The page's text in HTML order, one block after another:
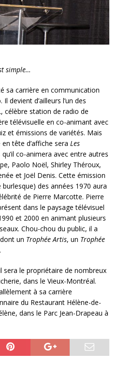
simple…
sa carrière en communication
devient d’ailleurs l’un des
célèbre station de radio de
télévisuelle en co-animant avec
et émissions de variétés. Mais
tête d’affiche sera Les
co-animera avec entre autres
Paolo Noël, Shirley Théroux,
et Joël Denis. Cette émission
des années 1970 aura
de Pierre Marcotte. Pierre
dans le paysage télévisuel
et 2000 en animant plusieurs
Chou-chou du public, il a
un Trophée Artis, un Trophée
.
sera le propriétaire de nombreux
dans le Vieux-Montréal.
à sa carrière
du Restaurant Hélène-de-
dans le Parc Jean-Drapeau à